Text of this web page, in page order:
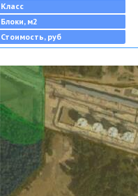
Класс
Блоки, м2
Стоимость, руб